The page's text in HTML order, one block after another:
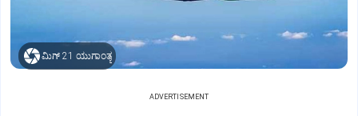
ಮಿಗ್‌ 21 ಯುಗಾಂತ್ಯ
ADVERTISEMENT